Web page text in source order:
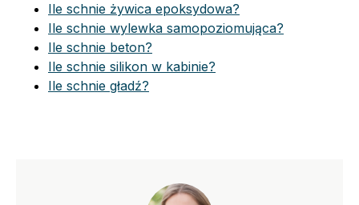
Ile schnie żywica epoksydowa?
Ile schnie wylewka samopoziomująca?
Ile schnie beton?
Ile schnie silikon w kabinie?
Ile schnie gładź?